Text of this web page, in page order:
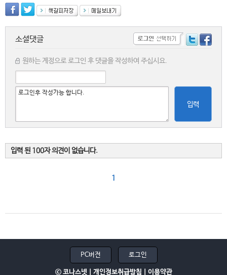
소셜댓글
원하는 계정으로 로그인 후 댓글을 작성하여 주십시요.
입력
입력 된 100자 의견이 없습니다.
1
PC버전 로그인
ⓒ 코나스넷 | 개인정보취급방침 이용약관